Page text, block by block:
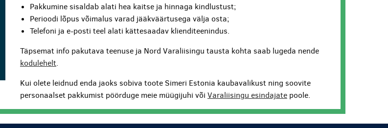
Pakkumine sisaldab alati hea kaitse ja hinnaga kindlustust;
Perioodi lõpus võimalus varad jääkväärtusega välja osta;
Telefoni ja e-posti teel alati kättesaadav klienditeenindus.
Täpsemat info pakutava teenuse ja Nord Varaliisingu tausta kohta saab lugeda nende
kodulehelt.
Kui olete leidnud enda jaoks sobiva toote Simeri Estonia kaubavalikust ning soovite
personaalset pakkumist pöörduge meie müügijuhi võiVaraliisingu esindajate poole.